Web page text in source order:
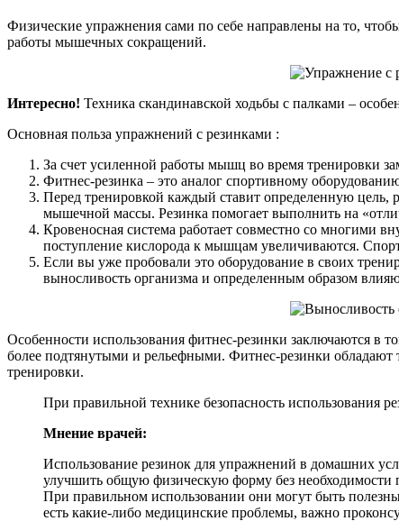
Физические упражнения сами по себе направлены на то,
работы мышечных сокращений.
Интересно! Техника скандинавской ходьбы с палками –
Основная польза упражнений с резинками :
За счет усиленной работы мышц во время тренировки
Фитнес-резинка – это аналог спортивному
Перед тренировкой каждый ставит определенную цель,
мышечной массы. Резинка помогает выполнить на
Кровеносная система работает совместно со многими
поступление кислорода к мышцам увеличиваются.
Если вы уже пробовали это оборудование в своих
выносливость организма и определенным образом
Особенности использования фитнес-резинки заключаются в
более подтянутыми и рельефными. Фитнес-резинки обладают
тренировки.
При правильной технике безопасность использования
Мнение врачей:
Использование резинок для упражнений в домашних
улучшить общую физическую форму без необходимости
При правильном использовании они могут быть
есть какие-либо медицинские проблемы, важно